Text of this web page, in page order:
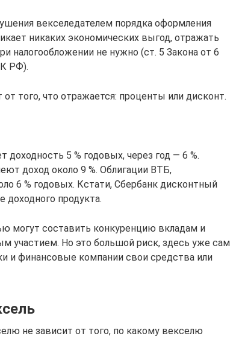
векселедателем порядка оформления
никаких экономических выгод, отражать
налогообложении не нужно (ст. 5 Закона от 6
РФ).
того, что отражается: проценты или дисконт.
доходность 5 % годовых, через год — 6 %.
доход около 9 %. Облигации ВТБ,
6 % годовых. Кстати, Сбербанк дисконтный
доходного продукта.
могут составить конкуренцию вкладам и
участием. Но это большой риск, здесь уже сам
и финансовые компании свои средства или
не зависит от того, по какому векселю